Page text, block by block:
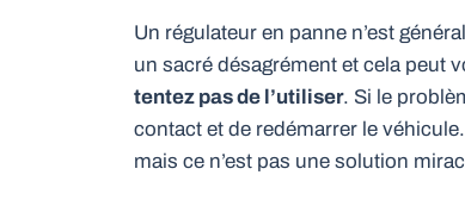
Un régulateur en panne n’est
un sacré désagrément et cela peut
tentez pas de l’utiliser. Si le
contact et de redémarrer le
mais ce n’est pas une solution